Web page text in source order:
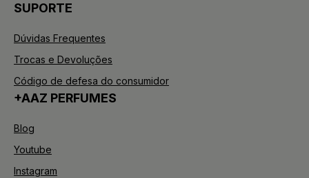
SUPORTE
Dúvidas Frequentes
Trocas e Devoluções
Código de defesa do consumidor
+AAZ PERFUMES
Blog
Youtube
Instagram